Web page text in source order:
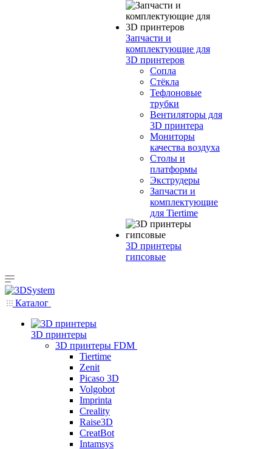
Запчасти и
комплектующие для
3D принтеров
Сопла
Cтёкла
Тефлоновые
трубки
Вентиляторы для
3D принтера
Мониторы
качества воздуха
Столы и
платформы
Экструдеры
Запчасти и
комплектующие
для Tiertime
3D принтеры
гипсовые
Каталог
3D принтеры
3D принтеры FDM
Tiertime
Zenit
Picaso 3D
Volgobot
Imprinta
Creality
Raise3D
CreatBot
Intamsys